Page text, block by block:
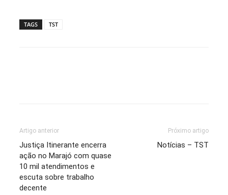
TAGS TST
Artigo anterior
Justiça Itinerante encerra
ação no Marajó com quase
10 mil atendimentos e
escuta sobre trabalho
decente
Próximo artigo
Notícias – TST